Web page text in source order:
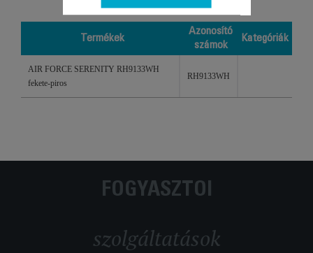
Termékek
Azonosító
számok
Kategóriák
számok
AIR FORCE SERENITY RH9133WH
fekete-piros
RH9133WH
FOGYASZTÓI
szolgáltatások